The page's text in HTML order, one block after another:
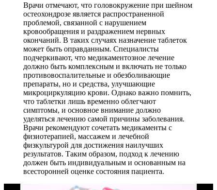
Врачи отмечают, что головокружение при шейном
остеохондрозе является распространенной
проблемой, связанной с нарушением
кровообращения и раздражением нервных
окончаний. В таких случаях назначение таблеток
может быть оправданным. Специалисты
подчеркивают, что медикаментозное лечение
должно быть комплексным и включать не только
противовоспалительные и обезболивающие
препараты, но и средства, улучшающие
микроциркуляцию крови. Однако важно помнить,
что таблетки лишь временно облегчают
симптомы, и основное внимание должно
уделяться лечению самой причины заболевания.
Врачи рекомендуют сочетать медикаменты с
физиотерапией, массажем и лечебной
физкультурой для достижения наилучших
результатов. Таким образом, подход к лечению
должен быть индивидуальным и основанным на
всесторонней оценке состояния пациента.